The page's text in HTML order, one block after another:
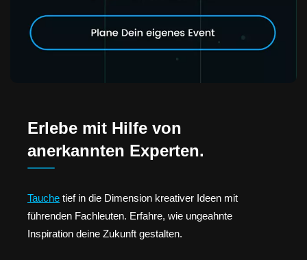
Erlebe mit Hilfe von
anerkannten Experten.
Tauche tief in die Dimension kreativer Ideen mit
führenden Fachleuten. Erfahre, wie ungeahnte
Inspiration deine Zukunft gestalten.